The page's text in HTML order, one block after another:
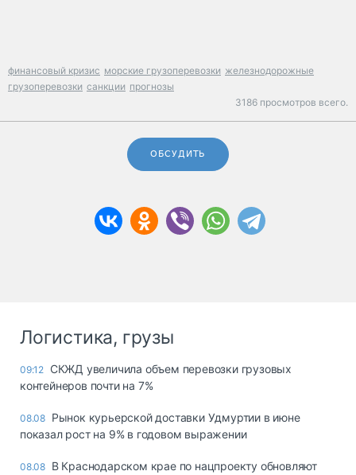
финансовый кризис морские грузоперевозки железнодорожные
грузоперевозки санкции прогнозы
3186 просмотров всего.
ОБСУДИТЬ
Логистика, грузы
09:12 СКЖД увеличила объем перевозки грузовых
контейнеров почти на 7%
08.08 Рынок курьерской доставки Удмуртии в июне
показал рост на 9% в годовом выражении
08.08 В Краснодарском крае по нацпроекту обновляют